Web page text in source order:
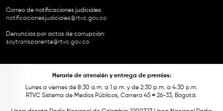
Correo de notificaciones judiciales:
notificacionesjudiciales@rtvc.gov.co
Denuncias por actos de corrupción:
soytransparente@rtvc.gov.co
Horario de atención y entrega de premios:
Lunes a viernes de 8:30 a.m. a 1 p.m. y de 2:30 p.m. a 4:30 p.m.
RTVC Sistema de Medios Públicos, Carrera 45 # 26-33, Bogotá.